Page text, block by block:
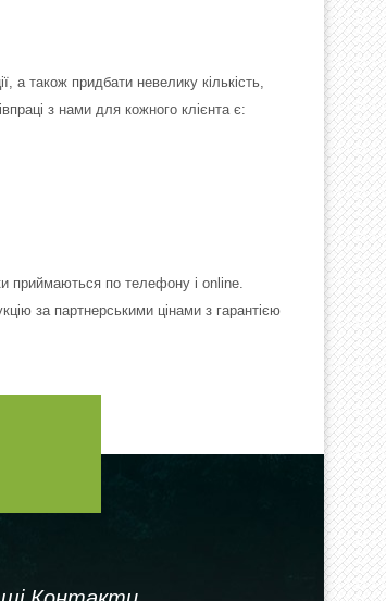
а також придбати невелику кількість,
з нами для кожного клієнта є:
приймаються по телефону і online.
за партнерськими цінами з гарантією